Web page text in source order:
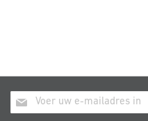
Abonneer
u